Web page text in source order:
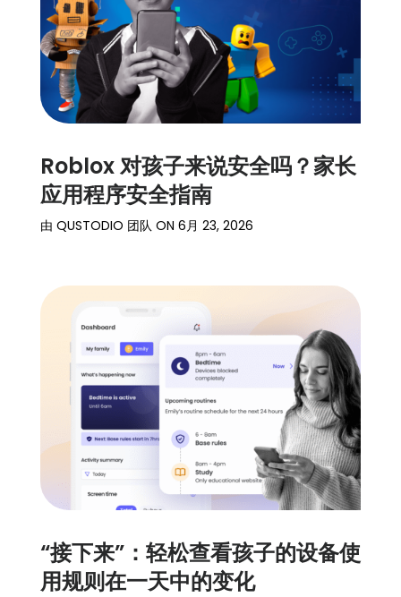
Roblox 对孩子来说安全吗？家长
应用程序安全指南
由 QUSTODIO 团队 ON 6月 23, 2026
“接下来”：轻松查看孩子的设备使
用规则在一天中的变化